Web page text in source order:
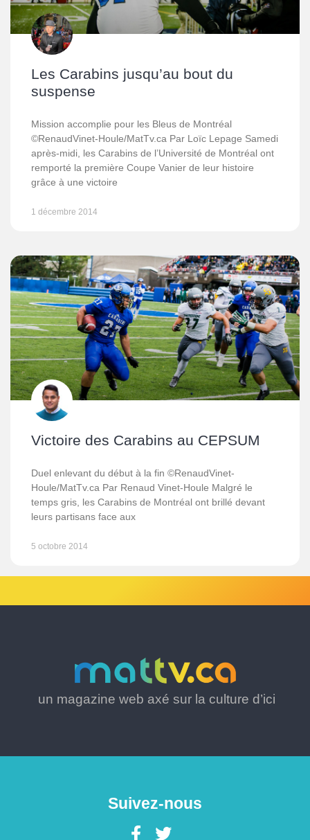
Les Carabins jusqu’au bout du
suspense
Mission accomplie pour les Bleus de Montréal
©RenaudVinet-Houle/MatTv.ca Par Loïc Lepage Samedi
après-midi, les Carabins de l’Université de Montréal ont
remporté la première Coupe Vanier de leur histoire
grâce à une victoire
1 décembre 2014
Victoire des Carabins au CEPSUM
Duel enlevant du début à la fin ©RenaudVinet-
Houle/MatTv.ca Par Renaud Vinet-Houle Malgré le
temps gris, les Carabins de Montréal ont brillé devant
leurs partisans face aux
5 octobre 2014
un magazine web axé sur la culture d’ici
Suivez-nous